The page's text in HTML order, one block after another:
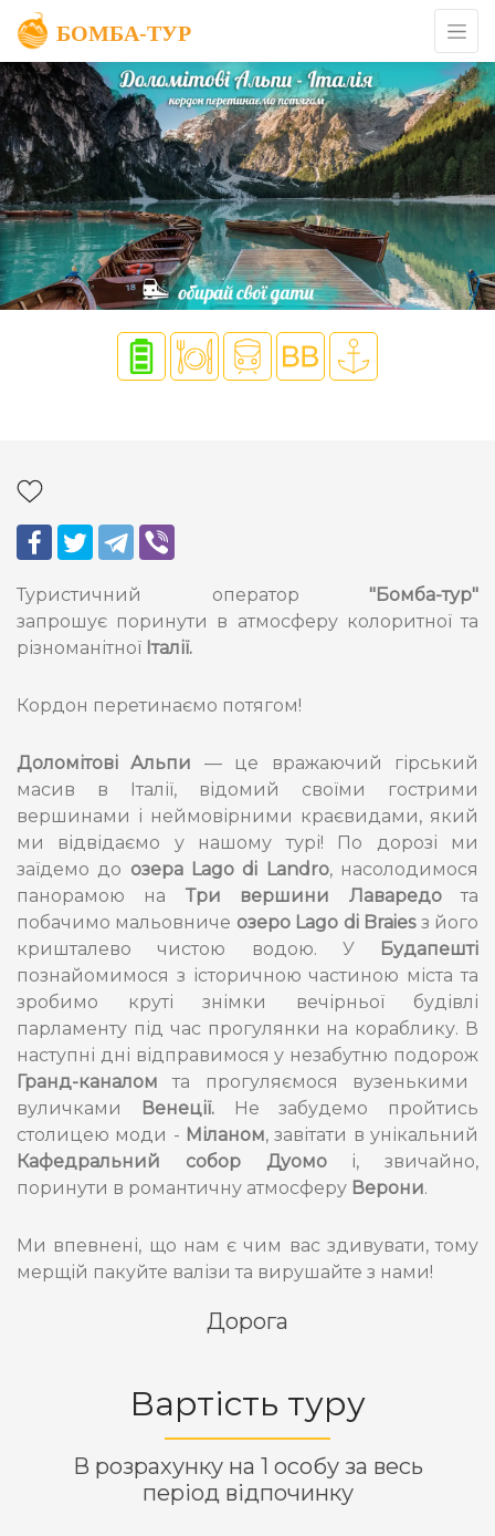
Туристичний оператор "Бомба-тур"
запрошує поринути в атмосферу колоритної та
різноманітної Італії.
Кордон перетинаємо потягом!
Доломітові Альпи — це вражаючий гірський
масив в Італії, відомий своїми гострими
вершинами і неймовірними краєвидами, який
ми відвідаємо у нашому турі! По дорозі ми
заїдемо до озера Lago di Landro, насолодимося
панорамою на Три вершини Лаваредота
побачимо мальовниче озеро Lago di Braiesз його
кришталево чистою водою. У
Будапешті
познайомимося з історичною частиною міста та
зробимо круті знімки вечірньої будівлі
парламенту під час прогулянки на кораблику. В
наступні дні відправимося у незабутню подорож
Гранд-каналом та прогуляємося вузенькими
вуличками
Венеції.
Не забудемо пройтись
столицею моди - Міланом, завітати в унікальний
Кафедральний собор Дуомоі, звичайно,
поринути в романтичну атмосферу Верони.
Ми впевнені, що нам є чим вас здивувати, тому
мерщій пакуйте валізи та вирушайте з нами!
Дорога
Вартість туру
В розрахунку на 1 особу за весь
період відпочинку